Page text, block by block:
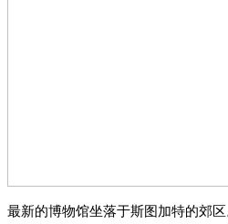
最新的博物馆坐落于斯图加特的郊